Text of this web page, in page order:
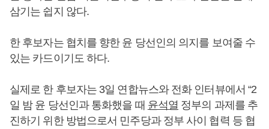
삼기는 쉽지 않다.
한 후보자는 협치를 향한 윤 당선인의 의지를 보여줄 수
있는 카드이기도 하다.
실제로 한 후보자는 3일 연합뉴스와 전화 인터뷰에서 “2
일 밤 윤 당선인과 통화했을 때 윤석열 정부의 과제를 추
진하기 위한 방법으로서 민주당과 정부 사이 협력 등 협